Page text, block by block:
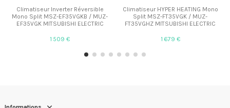
Climatiseur Inverter Réversible
Mono Split MSZ-EF35VGKB / MUZ-
EF35VGK MITSUBISHI ELECTRIC
1 509 €
Climatiseur HYPER HEATING Mono
Split MSZ-FT35VGK / MUZ-
FT35VGHZ MITSUBISHI ELECTRIC
1 679 €